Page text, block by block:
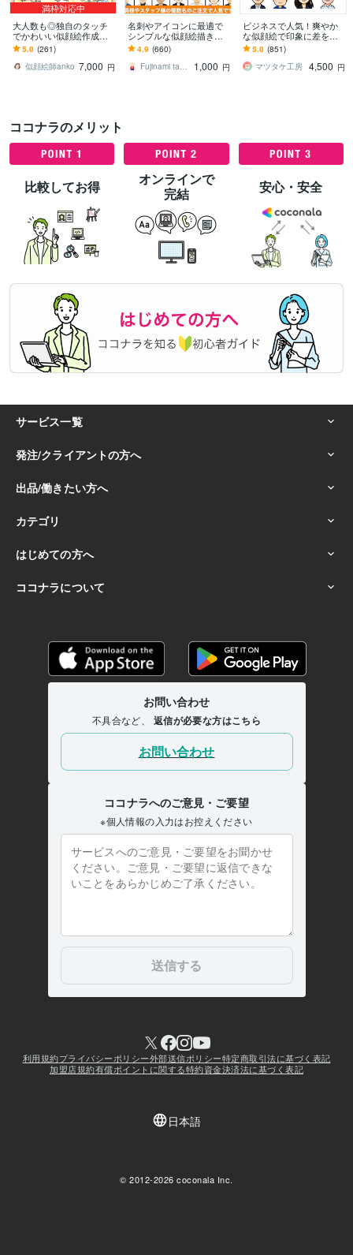
満枠対応中
大人数も◎独自のタッチ
でかわいい似顔絵作成し
ます 還暦や米寿、誕生日
プレゼント、結婚記念日
のお祝いに
5.0 (261)
似顔絵師anko 7,000 円
名刺やアイコンに最適で
シンプルな似顔絵描きま
す デフォルメせず、シン
プル似顔絵で名刺など注
目度アップ！
4.9 (660)
Fujinami takuya
1,000 円
ビジネスで人気！爽やか
な似顔絵で印象に差をつ
けます 清潔感、誠実さが
伝わる！ 名刺などのビジ
ネスやSNSに最適。
5.0 (851)
マツタケ工房 4,500 円
ココナラのメリット
比較してお得
オンラインで
完結
安心・安全